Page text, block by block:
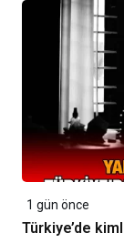
1 gün önce
Türkiye’de